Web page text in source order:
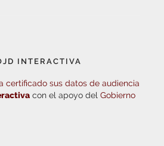
INTERACTIVA
certificado sus datos de audiencia
con el apoyo del Gobierno